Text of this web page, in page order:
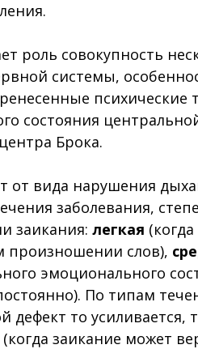
роль совокупность
системы,
психические
состояния
Брока.
от вида нарушения
заболевания,
заикания: легкая
произношении слов),
эмоционального
По типам
дефект то усиливается,
заикание может